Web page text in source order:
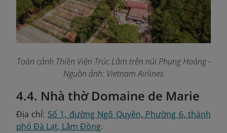
Toàn cảnh Thiền Viện Trúc Lâm trên núi Phụng Hoàng-
Nguồn ảnh: Vietnam Airlines
4.4. Nhà thờ Domaine de Marie
Địa chỉ: Số 1, đường Ngô Quyền, Phường 6, thành
phố Đà Lạt, Lâm Đồng.